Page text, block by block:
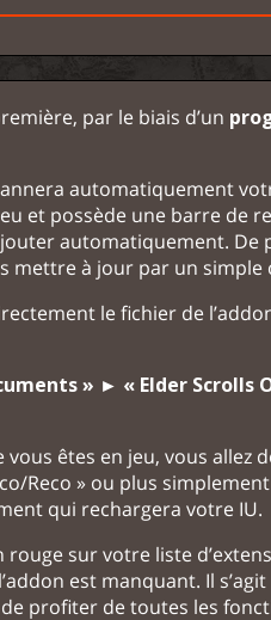
par le biais d’un
automatiquement
et possède une barre de
automatiquement. De
mettre à jour par un simple
le fichier de
» ► « Elder Scrolls
êtes en jeu, vous allez
Reco » ou plus
qui rechargera votre IU.
sur votre liste
est manquant. Il
profiter de toutes les